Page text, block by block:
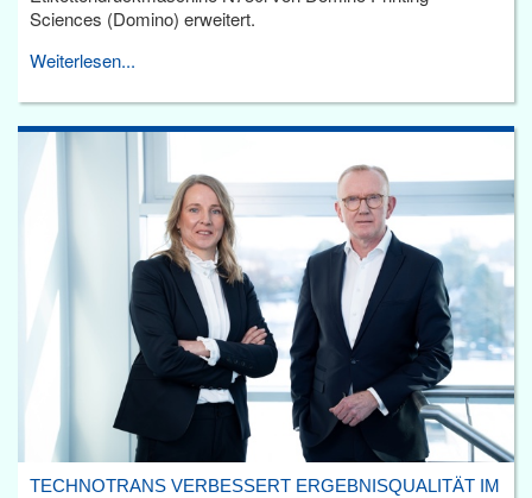
Sciences (Domino) erweitert.
Weiterlesen...
TECHNOTRANS VERBESSERT ERGEBNISQUALITÄT IM